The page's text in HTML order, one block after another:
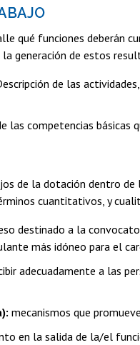
qué funciones deberán
generación de estos
de las
las competencias básicas
de la dotación dentro
cuantitativos, y
destinado a la
más idóneo para el
adecuadamente a las
mecanismos que
en la salida de la/el